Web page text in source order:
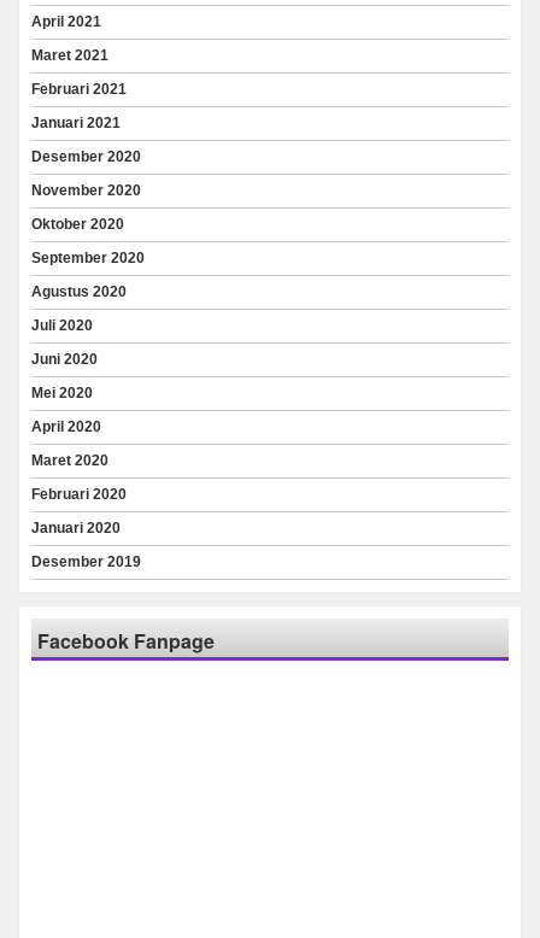
April 2021
Maret 2021
Februari 2021
Januari 2021
Desember 2020
November 2020
Oktober 2020
September 2020
Agustus 2020
Juli 2020
Juni 2020
Mei 2020
April 2020
Maret 2020
Februari 2020
Januari 2020
Desember 2019
Facebook Fanpage